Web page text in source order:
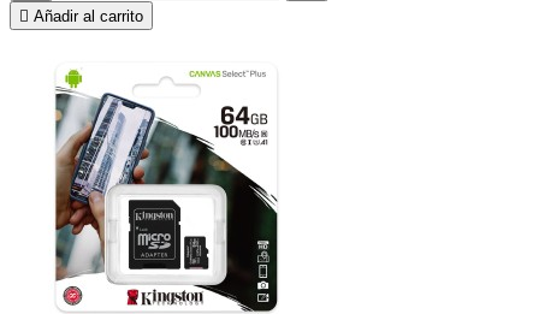
 Añadir al carrito